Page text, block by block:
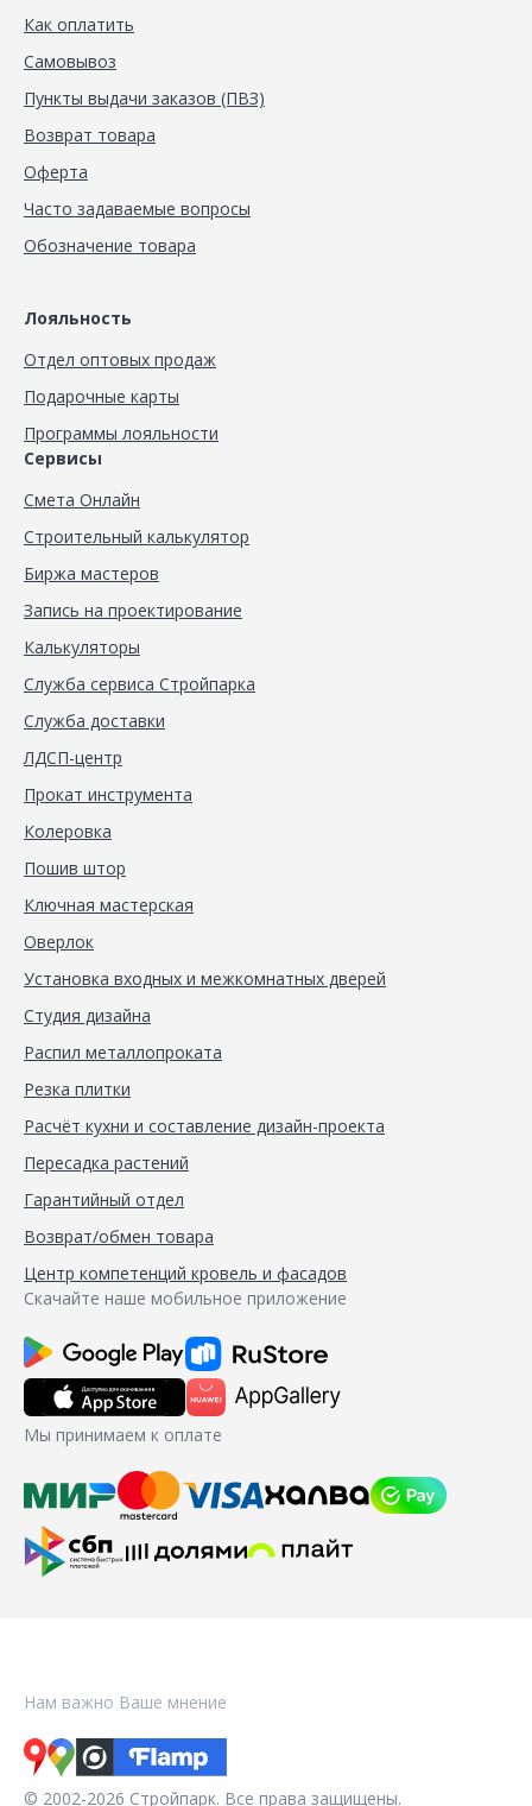
Как оплатить
Самовывоз
Пункты выдачи заказов (ПВЗ)
Возврат товара
Оферта
Часто задаваемые вопросы
Обозначение товара
Лояльность
Отдел оптовых продаж
Подарочные карты
Программы лояльности
Сервисы
Смета Онлайн
Строительный калькулятор
Биржа мастеров
Запись на проектирование
Калькуляторы
Служба сервиса Стройпарка
Служба доставки
ЛДСП-центр
Прокат инструмента
Колеровка
Пошив штор
Ключная мастерская
Оверлок
Установка входных и межкомнатных дверей
Студия дизайна
Распил металлопроката
Резка плитки
Расчёт кухни и составление дизайн-проекта
Пересадка растений
Гарантийный отдел
Возврат/обмен товара
Центр компетенций кровель и фасадов
Скачайте наше мобильное приложение
Мы принимаем к оплате
Нам важно Ваше мнение
© 2002-2026 Стройпарк. Все права защищены.